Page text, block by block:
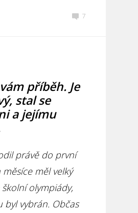
7
příběh. Je
stal se
a jejímu
právě do první
měsíce měl velký
olympiády,
byl vybrán. Občas